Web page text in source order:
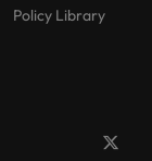
Policy Library